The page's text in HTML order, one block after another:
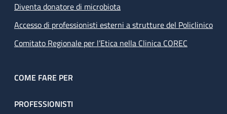
Diventa donatore di microbiota
Accesso di professionisti esterni a strutture del Policlinico
Comitato Regionale per l’Etica nella Clinica COREC
COME FARE PER
PROFESSIONISTI